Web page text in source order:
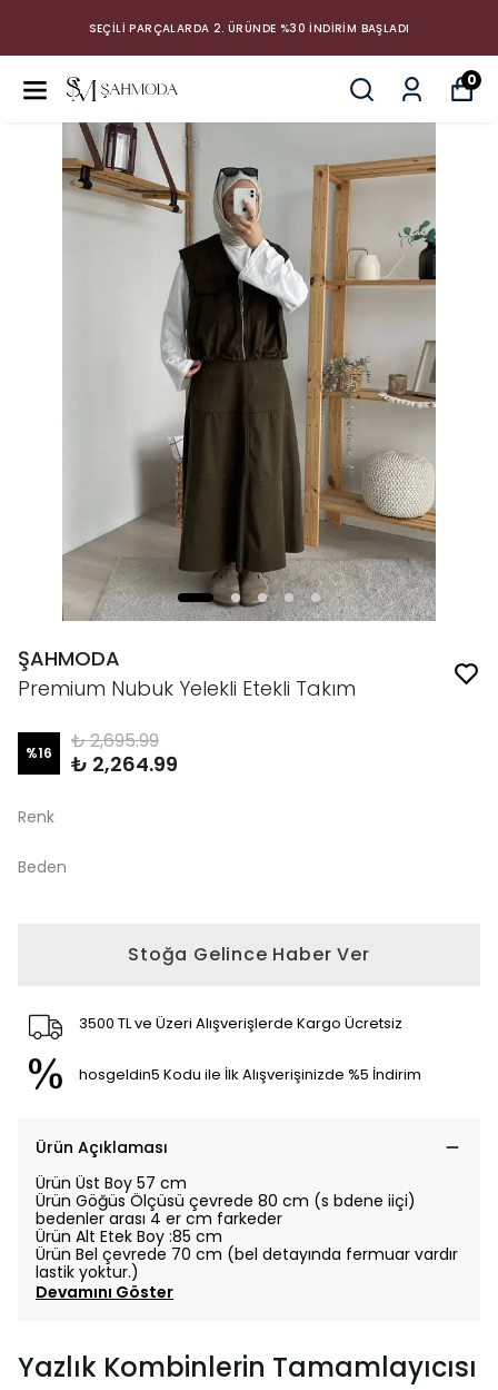
SEÇİLİ PARÇALARDA 2. ÜRÜNDE %30 İNDİRİM BAŞLADI
0
ŞAHMODA
Premium Nubuk Yelekli Etekli Takım
%16 ₺ 2,695.99
₺ 2,264.99
Renk
Beden
Stoğa Gelince Haber Ver
3500 TL ve Üzeri Alışverişlerde Kargo Ücretsiz
hosgeldin5 Kodu ile İlk Alışverişinizde %5 İndirim
Ürün Açıklaması
Ürün Üst Boy 57 cm
Ürün Göğüs Ölçüsü çevrede 80 cm (s bdene iiçi)
bedenler arası 4 er cm farkeder
Ürün Alt Etek Boy :85 cm
Ürün Bel çevrede 70 cm (bel detayında fermuar vardır
lastik yoktur.)
Devamını Göster
Yazlık Kombinlerin Tamamlayıcısı